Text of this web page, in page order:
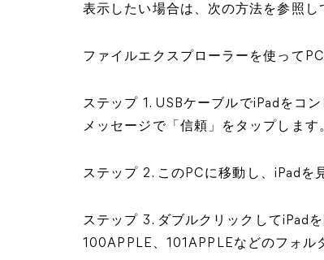
表示したい場合は、次の方法を参照し
ファイルエクスプローラーを使って
ステップ 1. USBケーブルでiPadをコ
メッセージで「信頼」をタップします
ステップ 2. このPCに移動し、iPadを
ステップ 3. ダブルクリックしてiPad
100APPLE、101APPLEなどのフォル